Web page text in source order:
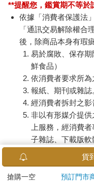
**提醒您，鑑賞期不等於
依據「消費者保護法
「通訊交易解除權合
後，除商品本身有瑕
易於腐敗、保存
鮮食品）
依消費者要求所為
報紙、期刊或雜誌
經消費者拆封之影
非以有形媒介提
上服務，經消費
子雜誌、下載版
已拆封之個人衛
若非上列種類商品，
貨
搶購一空 預訂門市